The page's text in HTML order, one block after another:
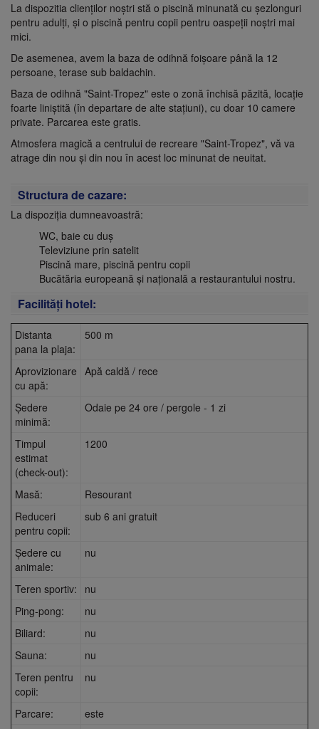
La dispozitia clienților noștri stă o piscină minunată cu șezlonguri
pentru adulți, și o piscină pentru copii pentru oaspeții noștri mai
mici.
De asemenea, avem la baza de odihnă foișoare până la 12
persoane, terase sub baldachin.
Baza de odihnă "Saint-Tropez" este o zonă închisă păzită, locație
foarte liniștită (în departare de alte stațiuni), cu doar 10 camere
private. Parcarea este gratis.
Atmosfera magică a centrului de recreare "Saint-Tropez", vă va
atrage din nou și din nou în acest loc minunat de neuitat.
Structura de cazare:
La dispoziția dumneavoastră:
WC, baie cu duș
Televiziune prin satelit
Piscină mare, piscină pentru copii
Bucătăria europeană și națională a restaurantului nostru.
Facilităţi hotel:
Distanta
pana la plaja:
500 m
Aprovizionare
cu apă:
Apă caldă / rece
Şedere
minimă:
Odaie pe 24 ore / pergole - 1 zi
Timpul
estimat
(check-out):
1200
Masă:
Resourant
Reduceri
pentru copii:
sub 6 ani gratuit
Şedere cu
animale:
nu
Teren sportiv:
nu
Ping-pong:
nu
Biliard:
nu
Sauna:
nu
Teren pentru
copii:
nu
Parcare:
este